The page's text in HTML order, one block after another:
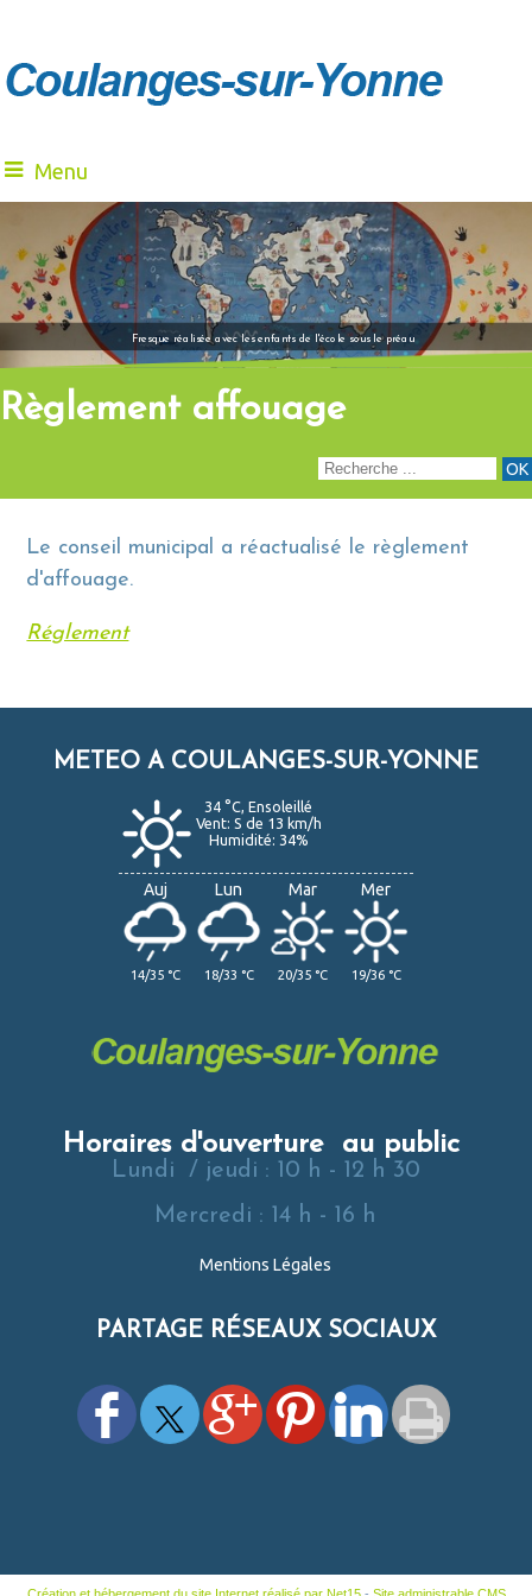
Menu
Fresque réalisée avec les enfants de l'école sous le préau
"Venez à notre
Règlement affouage
Le conseil municipal a réactualisé le règlement
d'affouage.
Réglement
METEO A COULANGES-SUR-YONNE
34 °C, Ensoleillé
Vent: S de 13 km/h
Humidité: 34%
Auj
14/35 °C
Lun
18/33 °C
Mar
20/35 °C
Mer
19/36 °C
Horaires d'ouverture au public
Lundi / jeudi : 10 h - 12 h 30
Mercredi : 14 h - 16 h
Mentions Légales
PARTAGE RÉSEAUX SOCIAUX